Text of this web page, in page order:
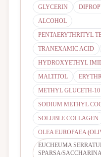
GLYCERIN
ALCOHOL
PENTAERYTHRITYL
TRANEXAMIC ACID
HYDROXYETHYL
MALTITOL
METHYL GLUCETH-10
SODIUM METHYL
SOLUBLE COLLAGEN
OLEA EUROPAEA
EUCHEUMA
SPARSA/